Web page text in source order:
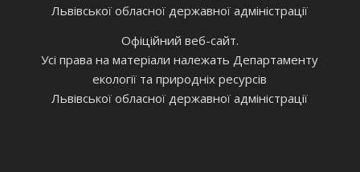
Львівської обласної державної адміністрації
Офіційний веб-сайт.
Усі права на матеріали належать Департаменту
екології та природніх ресурсів
Львівської обласної державної адміністрації